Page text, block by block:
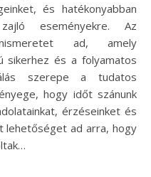
és hatékonyabban
eseményekre. Az
ad, amely
sikerhez és a folyamatos
szerepe a tudatos
hogy időt szánunk
érzéseinket és
lehetőséget ad arra, hogy